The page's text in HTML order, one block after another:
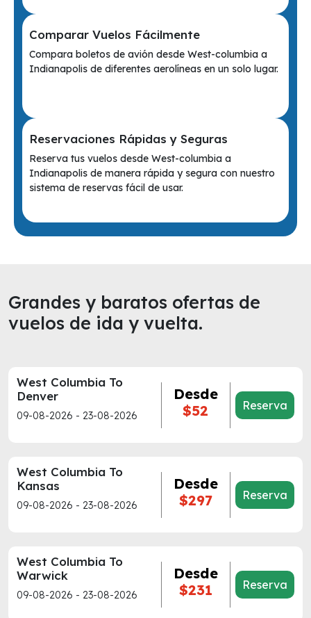
Comparar Vuelos Fácilmente
Compara boletos de avión desde West-columbia a
Indianapolis de diferentes aerolíneas en un solo lugar.
Reservaciones Rápidas y Seguras
Reserva tus vuelos desde West-columbia a
Indianapolis de manera rápida y segura con nuestro
sistema de reservas fácil de usar.
Grandes y baratos ofertas de
vuelos de ida y vuelta.
West Columbia To
Denver
09-08-2026 - 23-08-2026
Desde
$52
Reserva
West Columbia To
Kansas
09-08-2026 - 23-08-2026
Desde
$297
Reserva
West Columbia To
Warwick
09-08-2026 - 23-08-2026
Desde
$231
Reserva